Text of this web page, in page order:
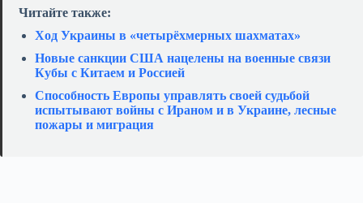
Читайте также:
Ход Украины в «четырёхмерных шахматах»
Новые санкции США нацелены на военные связи
Кубы с Китаем и Россией
Способность Европы управлять своей судьбой
испытывают войны с Ираном и в Украине, лесные
пожары и миграция